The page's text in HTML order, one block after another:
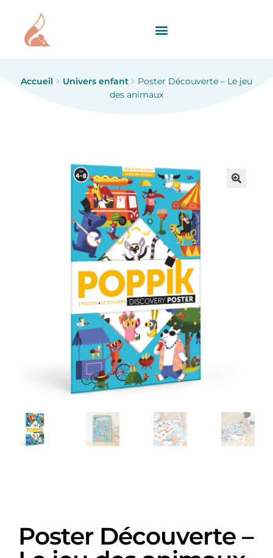
Accueil Univers enfant
Poster Découverte – Le jeu
des animaux
Poster Découverte –